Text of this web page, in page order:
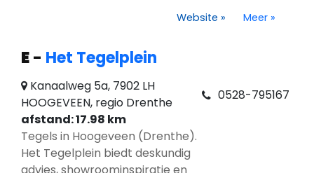
Website » Meer »
E- Het Tegelplein
Kanaalweg 5a, 7902 LH
HOOGEVEEN, regio Drenthe
afstand: 17.98 km
Tegels in Hoogeveen (Drenthe).
Het Tegelplein biedt deskundig
0528-795167